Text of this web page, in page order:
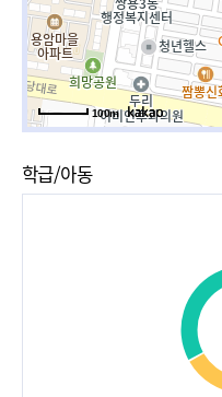
100m
학급/아동